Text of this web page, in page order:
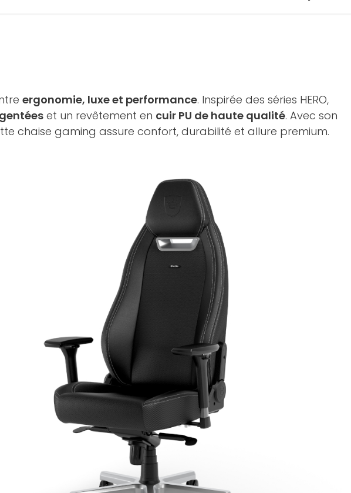
ergonomie, luxe et performance. Inspirée des séries HERO,
et un revêtement en cuir PU de haute qualité. Avec son
chaise gaming assure confort, durabilité et allure premium.